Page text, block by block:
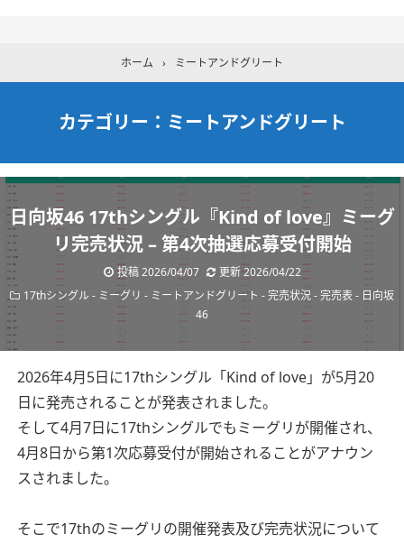
ホーム › ミートアンドグリート
カテゴリー：ミートアンドグリート
日向坂46 17thシングル『Kind of love』ミーグ
リ完売状況 – 第4次抽選応募受付開始
投稿 2026/04/07
更新 2026/04/22
17thシングル- ミーグリ - ミートアンドグリート -完売状況-完売表- 日向坂
46
2026年4月5日に17thシングル「Kind of love」が5月20
日に発売されることが発表されました。
そして4月7日に17thシングルでもミーグリが開催され、
4月8日から第1次応募受付が開始されることがアナウン
スされました。
そこで17thのミーグリの開催発表及び完売状況について